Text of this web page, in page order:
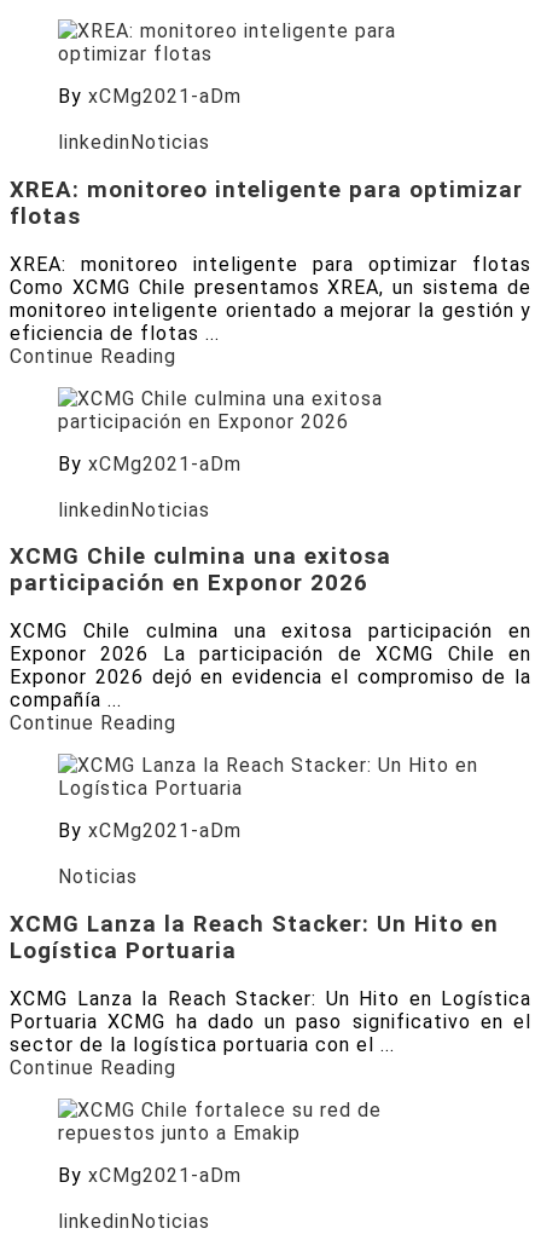
By xCMg2021-aDm
linkedin Noticias
XREA: monitoreo inteligente para optimizar
flotas
XREA: monitoreo inteligente para optimizar flotas
Como XCMG Chile presentamos XREA, un sistema de
monitoreo inteligente orientado a mejorar la gestión y
eficiencia de flotas ...
Continue Reading
By xCMg2021-aDm
linkedinNoticias
XCMG Chile culmina una exitosa
participación en Exponor 2026
XCMG Chile culmina una exitosa participación en
Exponor 2026 La participación de XCMG Chile en
Exponor 2026 dejó en evidencia el compromiso de la
compañía ...
Continue Reading
By xCMg2021-aDm
Noticias
XCMG Lanza la Reach Stacker: Un Hito en
Logística Portuaria
XCMG Lanza la Reach Stacker: Un Hito en Logística
Portuaria XCMG ha dado un paso significativo en el
sector de la logística portuaria con el ...
Continue Reading
By xCMg2021-aDm
linkedinNoticias